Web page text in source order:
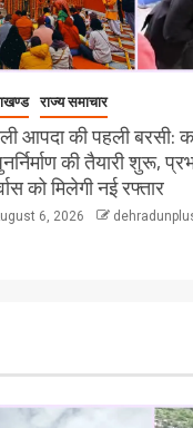
राज्य समाचार
आपदा की पहली बरसी:
की तैयारी शुरू,
को मिलेगी नई रफ्तार
6, 2026